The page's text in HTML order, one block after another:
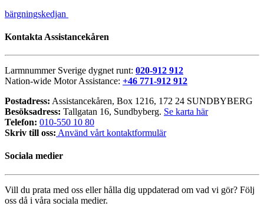
bärgningskedjan
Kontakta Assistancekåren
Larmnummer Sverige dygnet runt: 020-912 912
Nation-wide Motor Assistance: +46 771-912 912
Postadress: Assistancekåren, Box 1216, 172 24 SUNDBYBERG
Besöksadress: Tallgatan 16, Sundbyberg. Se karta här
Telefon: 010-550 10 80
Skriv till oss: Använd vårt kontaktformulär
Sociala medier
Vill du prata med oss eller hålla dig uppdaterad om vad vi gör? Följ
oss då i våra sociala medier.